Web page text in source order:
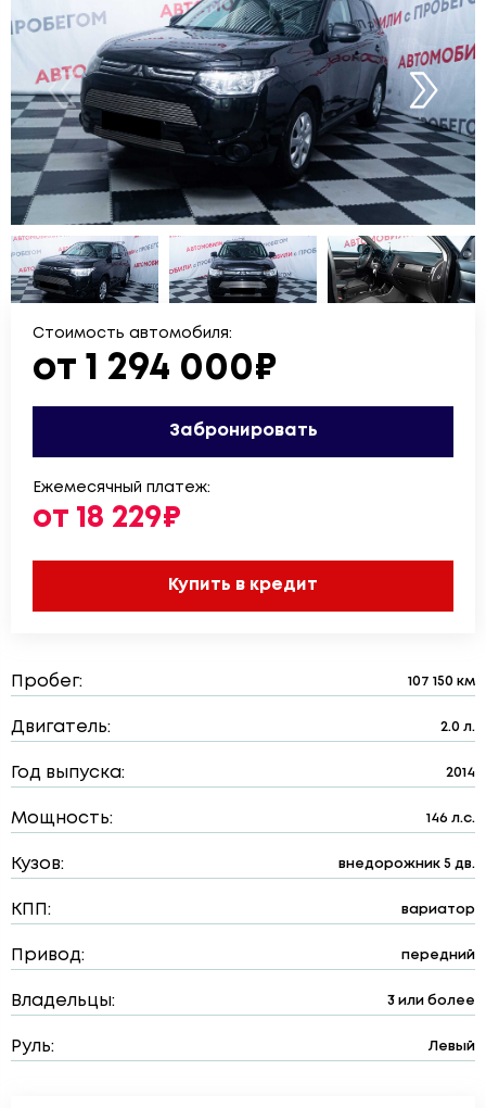
Стоимость автомобиля:
от 1 294 000₽
Забронировать
Ежемесячный платеж:
от 18 229₽
Купить в кредит
Пробег: 107 150 км
Двигатель: 2.0 л.
Год выпуска: 2014
Мощность: 146 л.с.
Кузов: внедорожник 5 дв.
КПП: вариатор
Привод: передний
Владельцы: 3 или более
Руль: Левый